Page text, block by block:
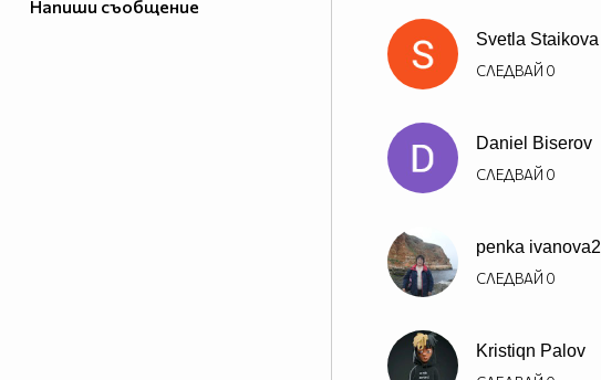
Напиши съобщение
пастрок Дурмуш и работи ден и
Svetla Staikova
СЛЕДВАЙ 0
Daniel Biserov
СЛЕДВАЙ 0
penka ivanova2
СЛЕДВАЙ 0
Kristiqn Palov